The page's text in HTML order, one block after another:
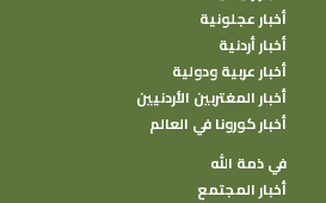
أخبار عجلونية
أخبار أردنية
أخبار عربية ودولية
أخبار المغتربين الأردنيين
أخبار كورونا في العالم
في ذمة الله
أخبار المجتمع